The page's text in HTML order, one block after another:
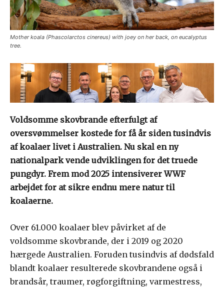
Mother koala (Phascolarctos cinereus) with joey on her back, on eucalyptus
tree.
Voldsomme skovbrande efterfulgt af
oversvømmelser kostede for få år siden tusindvis
af koalaer livet i Australien. Nu skal en ny
nationalpark vende udviklingen for det truede
pungdyr. Frem mod 2025 intensiverer WWF
arbejdet for at sikre endnu mere natur til
koalaerne.
Over 61.000 koalaer blev påvirket af de
voldsomme skovbrande, der i 2019 og 2020
hærgede Australien. Foruden tusindvis af dødsfald
blandt koalaer resulterede skovbrandene også i
brandsår, traumer, røgforgiftning, varmestress,